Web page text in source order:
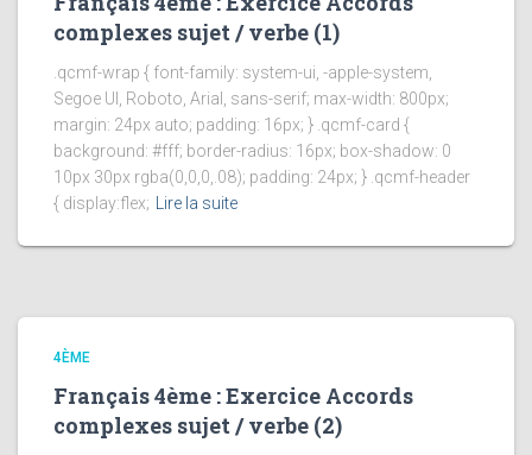
complexes sujet / verbe (1)
.qcmf-wrap { font-family: system-ui, -apple-system,
Segoe UI, Roboto, Arial, sans-serif; max-width: 800px;
margin: 24px auto; padding: 16px; } .qcmf-card {
background: #fff; border-radius: 16px; box-shadow: 0
10px 30px rgba(0,0,0,.08); padding: 24px; } .qcmf-header
{ display:flex; Lire la suite
4ÈME
Français 4ème : Exercice Accords
complexes sujet / verbe (2)